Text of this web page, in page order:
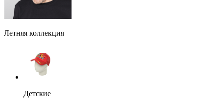
Летняя коллекция
Детские